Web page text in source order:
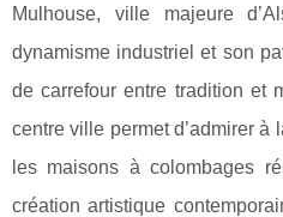
Mulhouse, ville majeure
dynamisme industriel et son
de carrefour entre tradition et
centre ville permet d’admirer à
les maisons à colombages
création artistique